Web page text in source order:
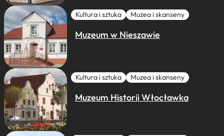
Kultura i sztuka Muzea i skanseny
Muzeum w Nieszawie
Kultura i sztuka Muzea i skanseny
Muzeum Historii Włocławka